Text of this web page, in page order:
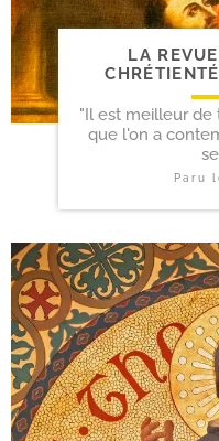
LA
"Il est meilleur de
que l'on a
Paru